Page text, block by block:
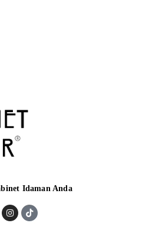
Idaman Anda